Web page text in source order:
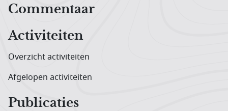
Hoofdnavigatiemenu
Commentaar
Activiteiten
Overzicht activiteiten
Afgelopen activiteiten
Publicaties